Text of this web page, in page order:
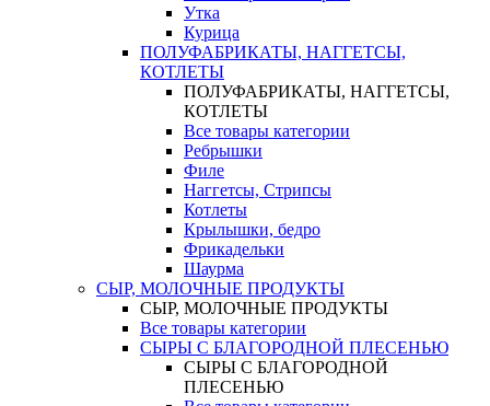
Утка
Курица
ПОЛУФАБРИКАТЫ, НАГГЕТСЫ,
КОТЛЕТЫ
ПОЛУФАБРИКАТЫ, НАГГЕТСЫ,
КОТЛЕТЫ
Все товары категории
Ребрышки
Филе
Наггетсы, Стрипсы
Котлеты
Крылышки, бедро
Фрикадельки
Шаурма
СЫР, МОЛОЧНЫЕ ПРОДУКТЫ
СЫР, МОЛОЧНЫЕ ПРОДУКТЫ
Все товары категории
СЫРЫ С БЛАГОРОДНОЙ ПЛЕСЕНЬЮ
СЫРЫ С БЛАГОРОДНОЙ
ПЛЕСЕНЬЮ